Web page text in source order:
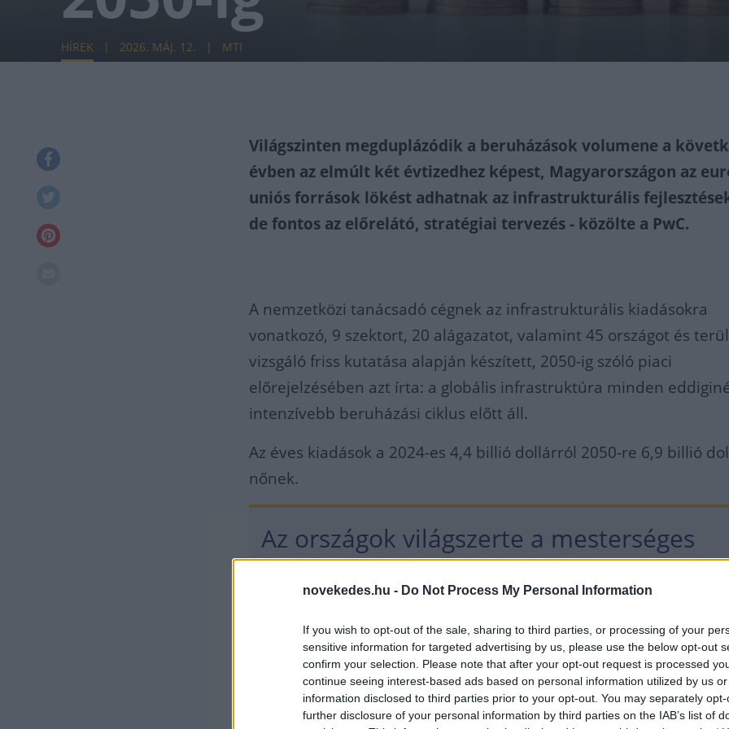
novekedes.hu - Do Not Process My Personal Information
If you wish to opt-out of the sale, sharing to third parties, or processing of your
sensitive information for targeted advertising by us, please use the below opt-out
confirm your selection. Please note that after your opt-out request is processed
continue seeing interest-based ads based on personal information utilized by us
information disclosed to third parties prior to your opt-out. You may separately
further disclosure of your personal information by third parties on the IAB’s list of
HÍREK 2026. MÁJ. 12. MTI
Világszinten megduplázódik a beruházások volumene a
évben az elmúlt két évtizedhez képest, Magyarországon az
uniós források lökést adhatnak az infrastrukturális
de fontos az előrelátó, stratégiai tervezés - közölte a PwC.
A nemzetközi tanácsadó cégnek az infrastrukturális kiadásokra
vonatkozó, 9 szektort, 20 alágazatot, valamint 45 országot és
vizsgáló friss kutatása alapján készített, 2050-ig szóló piaci
előrejelzésében azt írta: a globális infrastruktúra minden
intenzívebb beruházási ciklus előtt áll.
Az éves kiadások a 2024-es 4,4 billió dollárról 2050-re 6,9 billió
nőnek.
Az országok világszerte a mesterséges
modernizálják közlekedési, energetikai
ipari rendszereiket